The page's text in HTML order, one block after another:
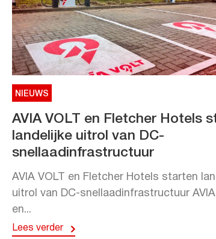
NIEUWS
AVIA VOLT en Fletcher Hotels
landelijke uitrol van DC-
snellaadinfrastructuur
AVIA VOLT en Fletcher Hotels starten
uitrol van DC-snellaadinfrastructuur AVIA
en...
Lees verder